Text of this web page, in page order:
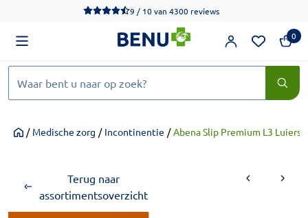
We werken momenteel hard aan het verbeteren van de
9 / 10van 4300 reviews
0
Home
/ Medische zorg / Incontinentie / Abena Slip Premium L3 Luiers
Terug naar
assortimentsoverzicht